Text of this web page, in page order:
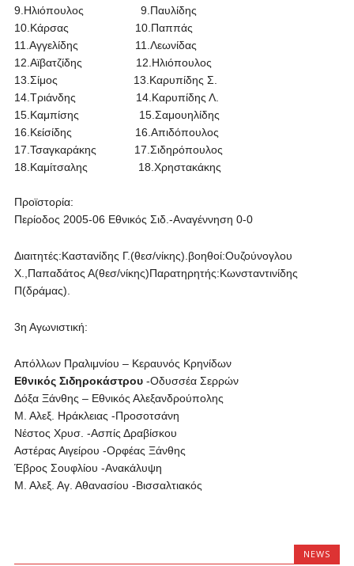
9.Ηλιόπουλος 9.Παυλίδης
10.Κάρσας 10.Παππάς
11.Αγγελίδης 11.Λεωνίδας
12.Αϊβατζίδης 12.Ηλιόπουλος
13.Σίμος 13.Καρυπίδης Σ.
14.Τριάνδης 14.Καρυπίδης Λ.
15.Καμπίσης 15.Σαμουηλίδης
16.Κείσίδης 16.Απιδόπουλος
17.Τσαγκαράκης 17.Σιδηρόπουλος
18.Καμίτσαλης 18.Χρηστακάκης
Προϊστορία:
Περίοδος 2005-06 Εθνικός Σιδ.-Αναγέννηση 0-0
Διαιτητές:Καστανίδης Γ.(θεσ/νίκης).βοηθοί:Ουζούνογλου
Χ.,Παπαδάτος Α(θεσ/νίκης)Παρατηρητής:Κωνσταντινίδης
Π(δράμας).
3η Αγωνιστική:
Απόλλων Πραλιμνίου – Κεραυνός Κρηνίδων
Εθνικός Σιδηροκάστρου-Οδυσσέα Σερρών
Δόξα Ξάνθης – Εθνικός Αλεξανδρούπολης
Μ. Αλεξ. Ηράκλειας -Προσοτσάνη
Νέστος Χρυσ. -Ασπίς Δραβίσκου
Αστέρας Αιγείρου -Ορφέας Ξάνθης
Έβρος Σουφλίου -Ανακάλυψη
Μ. Αλεξ. Αγ. Αθανασίου -Βισσαλτιακός
NEWS